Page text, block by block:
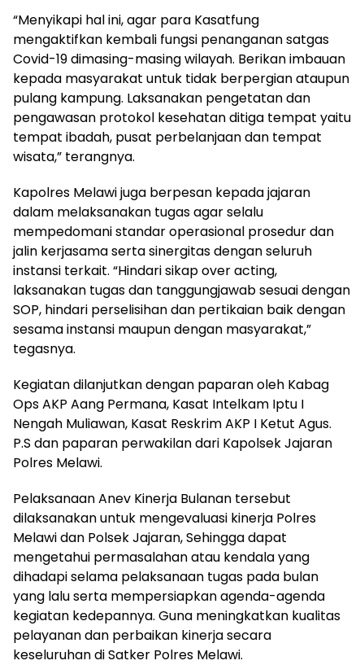
“Menyikapi hal ini, agar para Kasatfung
mengaktifkan kembali fungsi penanganan satgas
Covid-19 dimasing-masing wilayah. Berikan imbauan
kepada masyarakat untuk tidak berpergian ataupun
pulang kampung. Laksanakan pengetatan dan
pengawasan protokol kesehatan ditiga tempat yaitu
tempat ibadah, pusat perbelanjaan dan tempat
wisata,” terangnya.
Kapolres Melawi juga berpesan kepada jajaran
dalam melaksanakan tugas agar selalu
mempedomani standar operasional prosedur dan
jalin kerjasama serta sinergitas dengan seluruh
instansi terkait. “Hindari sikap over acting,
laksanakan tugas dan tanggungjawab sesuai dengan
SOP, hindari perselisihan dan pertikaian baik dengan
sesama instansi maupun dengan masyarakat,”
tegasnya.
Kegiatan dilanjutkan dengan paparan oleh Kabag
Ops AKP Aang Permana, Kasat Intelkam Iptu I
Nengah Muliawan, Kasat Reskrim AKP I Ketut Agus.
P.S dan paparan perwakilan dari Kapolsek Jajaran
Polres Melawi.
Pelaksanaan Anev Kinerja Bulanan tersebut
dilaksanakan untuk mengevaluasi kinerja Polres
Melawi dan Polsek Jajaran, Sehingga dapat
mengetahui permasalahan atau kendala yang
dihadapi selama pelaksanaan tugas pada bulan
yang lalu serta mempersiapkan agenda-agenda
kegiatan kedepannya. Guna meningkatkan kualitas
pelayanan dan perbaikan kinerja secara
keseluruhan di Satker Polres Melawi.